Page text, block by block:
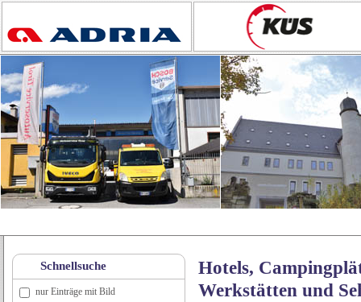
Hotels,
Werkstätten und
Schnellsuche
nur Einträge mit Bild